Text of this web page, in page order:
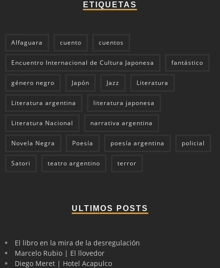
ETIQUETAS
Alfaguara cuento cuentos
Encuentro Internacional de Cultura Japonesa fantástico
género negro Japón Jazz Literatura
Literatura argentina literatura japonesa
Literatura Nacional narrativa argentina
Novela Negra Poesía poesía argentina policial
Satori teatro argentino terror
ULTIMOS POSTS
El libro en la mira de la desregulación
Marcelo Rubio | El llovedor
Diego Meret | Hotel Acapulco